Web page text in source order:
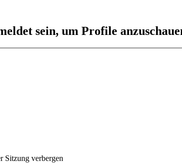
sein, um Profile
Sitzung verbergen